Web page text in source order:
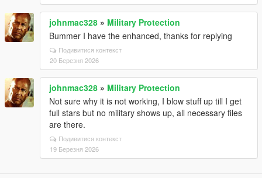
johnmac328 » Military Protection
Bummer I have the enhanced, thanks for replying
Подивитися контекст
20 Березня 2026
johnmac328 » Military Protection
Not sure why it is not working, I blow stuff up till I get
full stars but no military shows up, all necessary files
are there.
Подивитися контекст
19 Березня 2026